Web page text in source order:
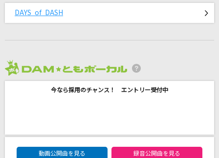
イケナイ太陽(令和ver.)
ORANGE RANGE
This Is Me [ディス・イズ・ミー]
[生音]瞬き
[生音]The Long And Winding Road [ザ・ロン
DAYS of DASH
今なら採用のチャンス！ エントリー受付中
DAM★ともボーカルエントリーランキング
動画公開曲を見る
録音公開曲を見る